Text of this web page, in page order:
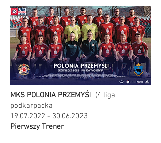
MKS POLONIA PRZEMYŚL (4 liga
podkarpacka
19.07.2022 - 30.06.2023
Pierwszy Trener